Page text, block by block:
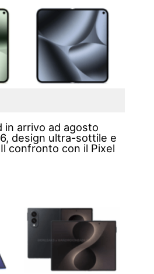
in arrivo ad agosto
design ultra-sottile e
confronto con il Pixel